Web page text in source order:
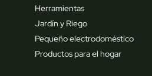
Herramientas
Jardín y Riego
Pequeño electrodoméstico
Productos para el hogar